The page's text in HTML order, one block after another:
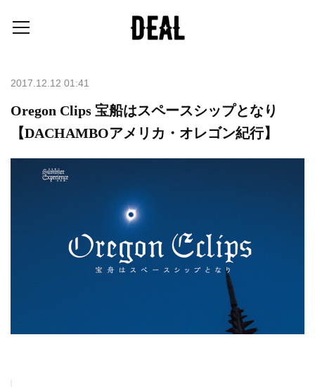
2017.12.12 01:41
Oregon Clips 宝船はスペースシップとなり
【DACHAMBOアメリカ・オレゴン紀行】